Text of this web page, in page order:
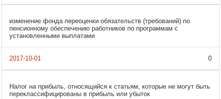
изменение фонда переоценки обязательств (требований) по
пенсионному обеспечению работников по программам с
установленными выплатами
0
Налог на прибыль, относящийся к статьям, которые не могут быть
переклассифицированы в прибыль или убыток